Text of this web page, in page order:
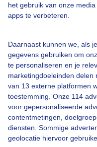
het gebruik van onze
apps te verbeteren.
Daarnaast kunnen we, als
gegevens gebruiken om
te personaliseren en je
marketingdoeleinden
van 13 externe platformen
toestemming. Onze 114
voor gepersonaliseerde
contentmetingen,
diensten. Sommige
geolocatie hiervoor
Over Buienradar
Bedrijfsgegevens
Veelgestelde vragen